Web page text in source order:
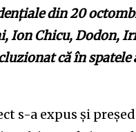
din 20
Ion Chicu, Dodon,
că în
s-a expus și